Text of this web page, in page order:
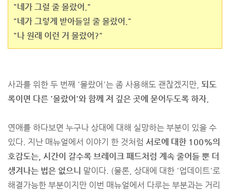
"네가 그럴 줄 몰랐어."
"네가 그렇게 받아들일 줄 몰랐어."
"나 원래 이런 거 몰랐어?"
사과를 위한 두 번째 '몰랐어'는 좀 사용해도 괜찮겠지만, 되도
록이면 다른 '몰랐어'와 함께 저 깊은 곳에 묻어두도록 하자.
연애를 하다보면 누구나 상대에 대해 실망하는 부분이 있을 수
있다. 지난 매뉴얼에서 이야기 한 것처럼 서로에 대한 100%의
호감도는, 시간이 갈수록 브레이크 패드처럼 계속 줄어들 뿐 더
생겨나는 법은 없으니 말이다. (물론, 상대에 대한 '업데이트'로
해결가능한 부분이지만 이번 매뉴얼에서 다루는 부분과는 거리